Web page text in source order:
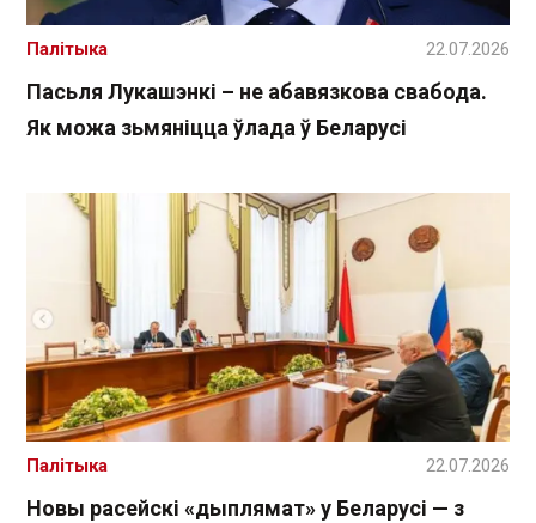
Пасьля Лукашэнкі – не абавязкова свабода.
Як можа зьмяніцца ўлада ў Беларусі
Палітыка 22.07.2026
Новы расейскі «дыплямат» у Беларусі — з
Палітыка 22.07.2026